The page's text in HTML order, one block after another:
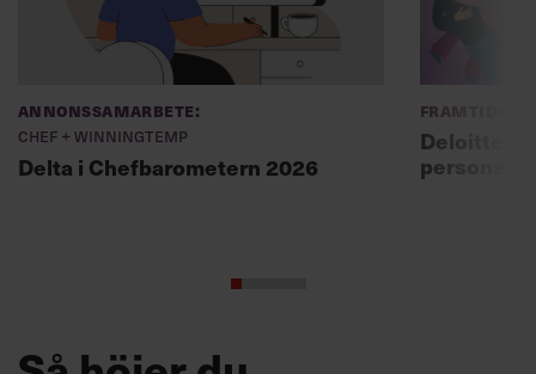
Annonssamarbete:
Chef + Winningtemp
Delta i Chefbarometern 2026
Deloitte:
personal